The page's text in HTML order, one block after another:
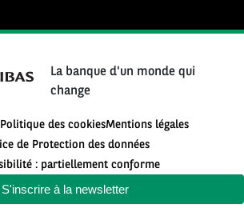
S'inscrire à la newsletter
La banque d'un monde qui
change
Politique des cookiesMentions légales
de Protection des données
: partiellement conforme